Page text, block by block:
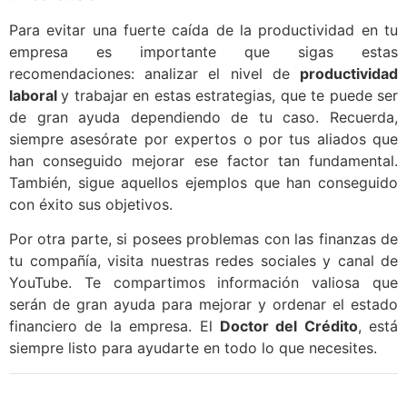
Para evitar una fuerte caída de la productividad en tu
empresa es importante que sigas estas
recomendaciones: analizar el nivel de productividad
laboraly trabajar en estas estrategias, que te puede ser
de gran ayuda dependiendo de tu caso. Recuerda,
siempre asesórate por expertos o por tus aliados que
han conseguido mejorar ese factor tan fundamental.
También, sigue aquellos ejemplos que han conseguido
con éxito sus objetivos.
Por otra parte, si posees problemas con las finanzas de
tu compañía, visita nuestras redes sociales y canal de
YouTube. Te compartimos información valiosa que
serán de gran ayuda para mejorar y ordenar el estado
financiero de la empresa. El Doctor del Crédito, está
siempre listo para ayudarte en todo lo que necesites.